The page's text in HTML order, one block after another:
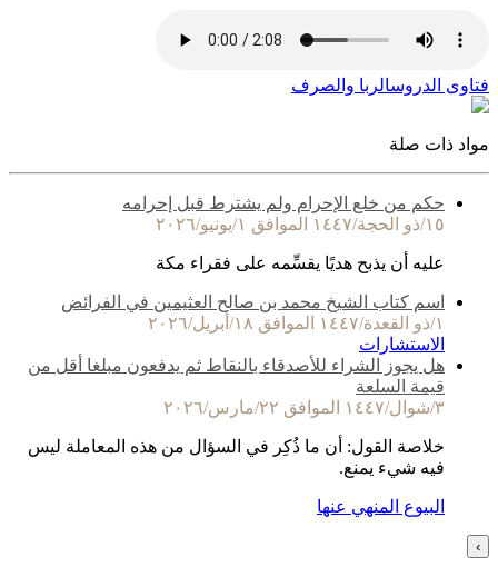
فتاوى الدروسالربا والصرف
مواد ذات صلة
حكم من خلع الإحرام ولم يشترط قبل إحرامه
١٥/ذو الحجة/١٤٤٧ الموافق ١/يونيو/٢٠٢٦
عليه أن يذبح هديًا يقسِّمه على فقراء مكة
اسم كتاب الشيخ محمد بن صالح العثيمين في الفرائض
١/ذو القعدة/١٤٤٧ الموافق ١٨/أبريل/٢٠٢٦
الاستشارات
هل يجوز الشراء للأصدقاء بالنقاط ثم يدفعون مبلغا أقل من
قيمة السلعة
٣/شوال/١٤٤٧ الموافق ٢٢/مارس/٢٠٢٦
خلاصة القول: أن ما ذُكِر في السؤال من هذه المعاملة ليس
فيه شيء يمنع.
البيوع المنهي عنها
›